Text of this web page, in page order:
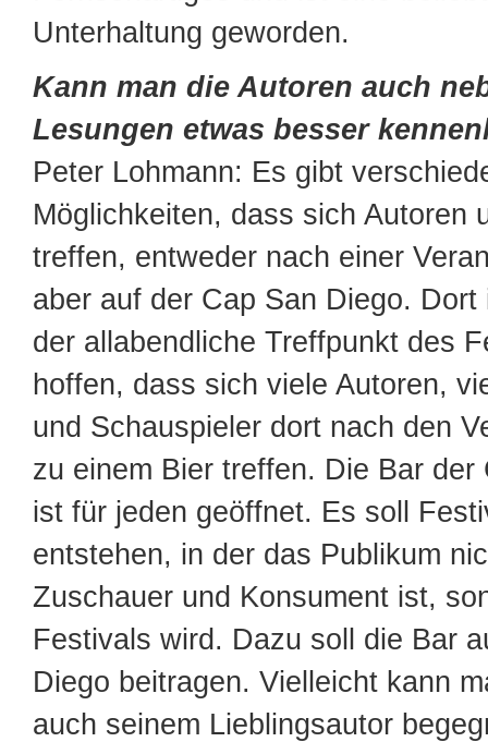
Unterhaltung geworden.
Kann man die Autoren auch
Lesungen etwas besser
Peter Lohmann: Es gibt
Möglichkeiten, dass sich Autoren
treffen, entweder nach einer
aber auf der Cap San Diego. Dort
der allabendliche Treffpunkt des
hoffen, dass sich viele Autoren,
und Schauspieler dort nach den
zu einem Bier treffen. Die Bar der
ist für jeden geöffnet. Es soll
entstehen, in der das Publikum
Zuschauer und Konsument ist,
Festivals wird. Dazu soll die Bar
Diego beitragen. Vielleicht kann
auch seinem Lieblingsautor